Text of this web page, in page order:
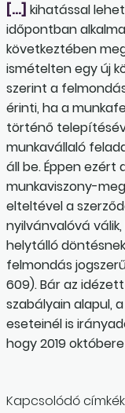
[…] kihatással
időpontban
következtében
ismételten egy új
szerint a
érinti, ha a
történő
munkavállaló
áll be. Éppen ezért
munkaviszony-
elteltével a
nyilvánvalóvá
helytálló
felmondás
609). Bár az
szabályain alapul,
eseteinél is
hogy 2019 októbere
Kapcsolódó